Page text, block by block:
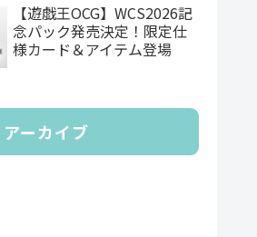
【遊戯王OCG】WCS2026記
念パック発売決定！限定仕
様カード＆アイテム登場
アーカイブ